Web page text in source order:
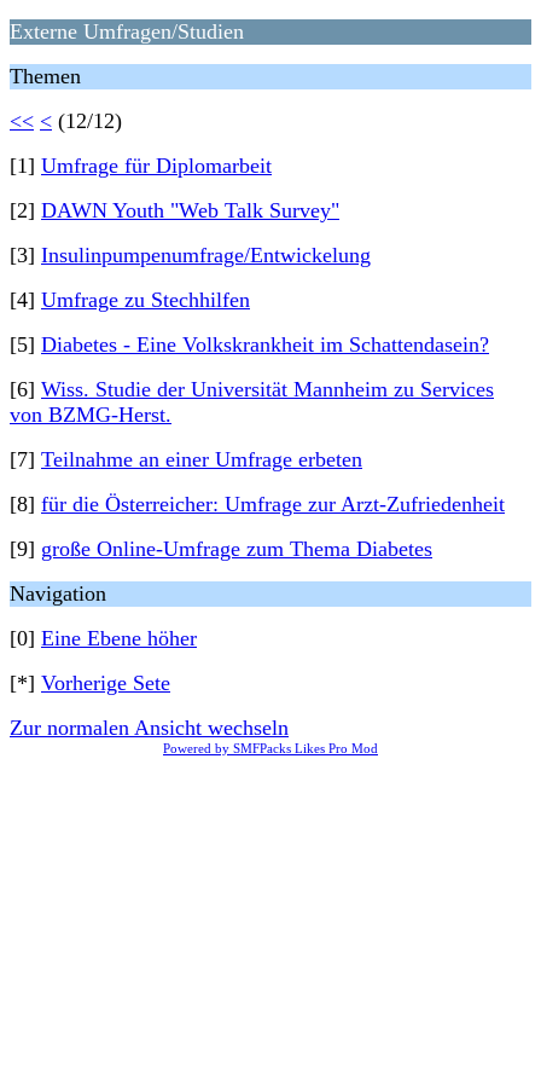
Externe Umfragen/Studien
Themen
<< < (12/12)
[1] Umfrage für Diplomarbeit
[2] DAWN Youth "Web Talk Survey"
[3] Insulinpumpenumfrage/Entwickelung
[4] Umfrage zu Stechhilfen
[5] Diabetes - Eine Volkskrankheit im Schattendasein?
[6] Wiss. Studie der Universität Mannheim zu Services
von BZMG-Herst.
[7] Teilnahme an einer Umfrage erbeten
[8] für die Österreicher: Umfrage zur Arzt-Zufriedenheit
[9] große Online-Umfrage zum Thema Diabetes
Navigation
[0] Eine Ebene höher
[*] Vorherige Sete
Zur normalen Ansicht wechseln
Powered by SMFPacks Likes Pro Mod